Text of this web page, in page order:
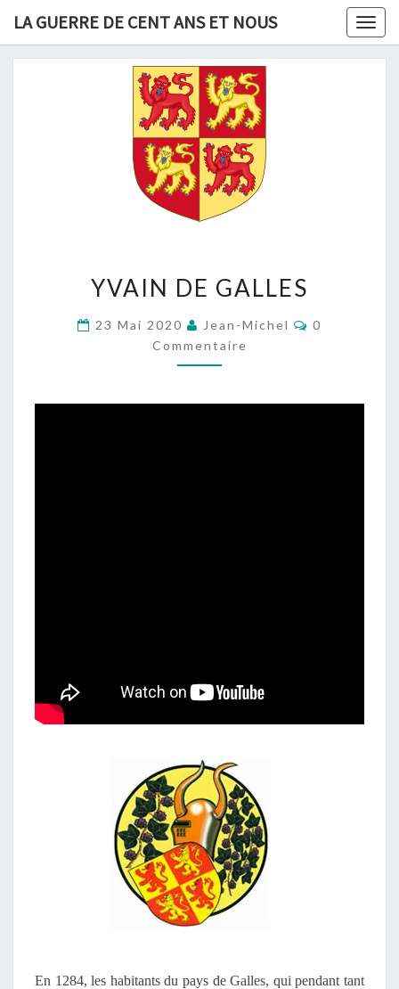
content
LA GUERRE DE CENT ANS ET NOUS
DE
YVAIN DE GALLES
23 Mai 2020 Jean-Michel
0
Commentaire
En 1284, les habitants du pays de Galles, qui pendant tant